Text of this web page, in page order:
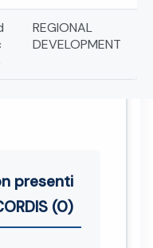
REGIONAL
DEVELOPMENT
presenti
(0)